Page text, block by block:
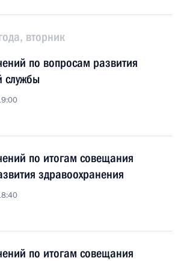
вторник
по вопросам развития
службы
по итогам совещания
здравоохранения
по итогам совещания